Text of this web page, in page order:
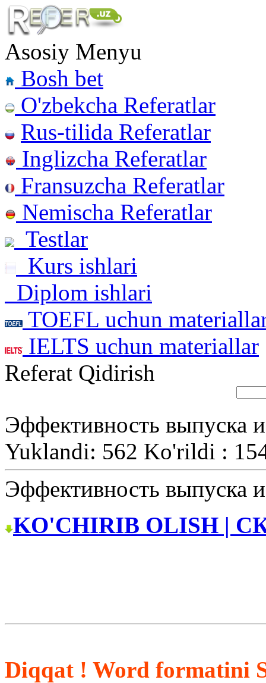
Asosiy Menyu
Bosh bet
O'zbekcha Referatlar
Rus-tilida Referatlar
Inglizcha Referatlar
Fransuzcha Referatlar
Nemischa Referatlar
Testlar
Kurs ishlari
Diplom ishlari
TOEFL uchun
IELTS uchun materiallar
Referat Qidirish
Эффективность выпуска
Yuklandi: 562 Ko'rildi :
Эффективность выпуска
KO'CHIRIB OLISH |
Diqqat ! Word formatini